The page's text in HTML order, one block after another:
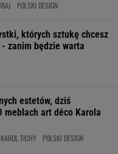
POLSKI DESIGN
których sztukę chcesz
zanim będzie warta
estetów, dziś
meblach art déco Karola
KAROL TICHY POLSKI DESIGN